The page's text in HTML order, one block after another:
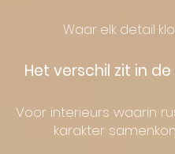
Waar elk detail
Het verschil zit in
Voor interieurs waarin
karakter